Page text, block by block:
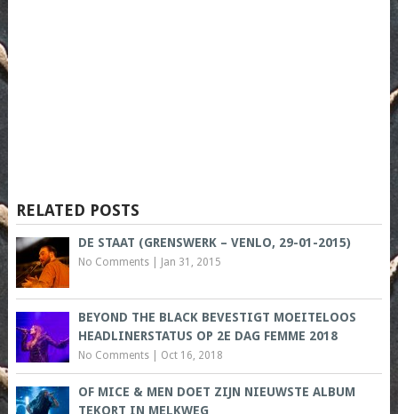
RELATED POSTS
DE STAAT (GRENSWERK – VENLO, 29-01-2015)
No Comments| Jan 31, 2015
BEYOND THE BLACK BEVESTIGT MOEITELOOS
HEADLINERSTATUS OP 2E DAG FEMME 2018
No Comments| Oct 16, 2018
OF MICE & MEN DOET ZIJN NIEUWSTE ALBUM
TEKORT IN MELKWEG